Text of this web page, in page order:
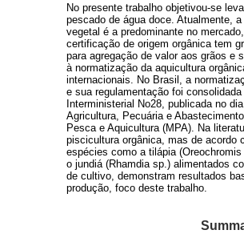
No presente trabalho objetivou-se
pescado de água doce. Atualmente,
vegetal é a predominante no
certificação de origem orgânica tem
para agregação de valor aos grãos e
à normatização da aquicultura
internacionais. No Brasil, a
e sua regulamentação foi
Interministerial No28, publicada no
Agricultura, Pecuária e
Pesca e Aquicultura (MPA). Na
piscicultura orgânica, mas de
espécies como a tilápia
o jundiá (Rhamdia sp.) alimentados
de cultivo, demonstram resultados
produção, foco deste trabalho.